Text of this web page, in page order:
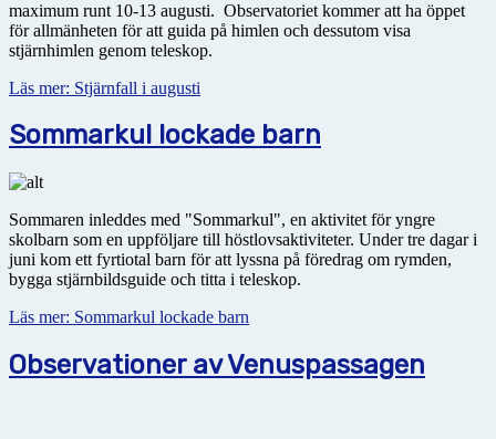
maximum runt 10-13 augusti. Observatoriet kommer att ha öppet
för allmänheten för att guida på himlen och dessutom visa
stjärnhimlen genom teleskop.
Läs mer: Stjärnfall i augusti
Sommarkul lockade barn
Sommaren inleddes med "Sommarkul", en aktivitet för yngre
skolbarn som en uppföljare till höstlovsaktiviteter. Under tre dagar i
juni kom ett fyrtiotal barn för att lyssna på föredrag om rymden,
bygga stjärnbildsguide och titta i teleskop.
Läs mer: Sommarkul lockade barn
Observationer av Venuspassagen